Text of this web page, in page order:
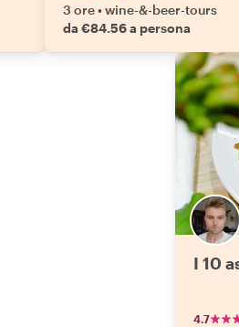
3 ore•wine-&-beer-tours
da €84.56 a persona
I 10
4.7